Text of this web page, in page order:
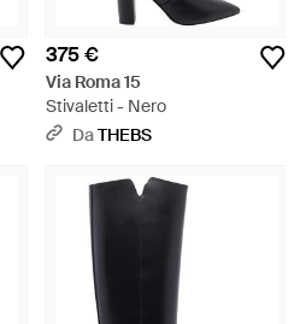
375 €
Via Roma 15
Stivaletti - Nero
DaTHEBS